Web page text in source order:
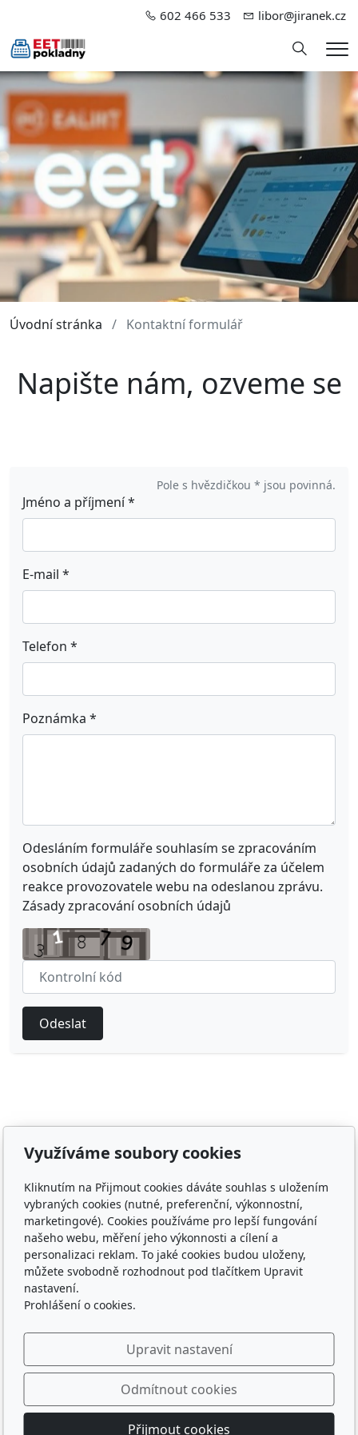
602 466 533 libor@jiranek.cz
Hledání
Úvodní stránka Kontaktní formulář
Napište nám, ozveme se
Pole s hvězdičkou * jsou povinná.
Jméno a příjmení*
E-mail *
Telefon *
Poznámka *
Odesláním formuláře souhlasím se zpracováním
osobních údajů zadaných do formuláře za účelem
reakce provozovatele webu na odeslanou zprávu.
Zásady zpracování osobních údajů
Odeslat
Adresa
Libor Jiránek DE BUREAU
9. května 620, Tábor
Kontakt
libor@jiranek.cz
602 466 533
Sledujte nás
Využíváme soubory cookies
Kliknutím na Přijmout cookies dáváte souhlas s uložením
vybraných cookies (nutné, preferenční, výkonnostní,
marketingové). Cookies používáme pro lepší fungování
našeho webu, měření jeho výkonnosti a cílení a
personalizaci reklam. To jaké cookies budou uloženy,
můžete svobodně rozhodnout pod tlačítkem Upravit
nastavení.
Prohlášení o cookies.
Upravit nastavení
Odmítnout cookies
Přijmout cookies